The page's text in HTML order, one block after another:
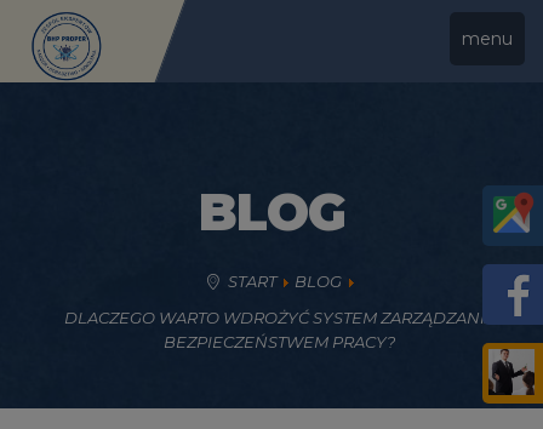
menu
BLOG
START
BLOG
DLACZEGO WARTO WDROŻYĆ SYSTEM ZARZĄDZANIA
BEZPIECZEŃSTWEM PRACY?